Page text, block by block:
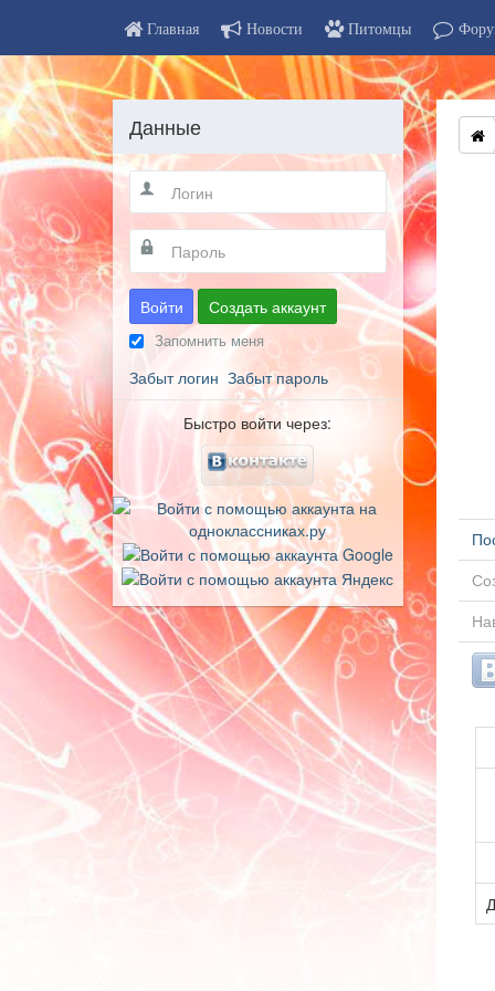
Главная Новости Питомцы
Данные
Войти Создать аккаунт
Запомнить меня
Забыт логин Забыт пароль
Быстро войти через: